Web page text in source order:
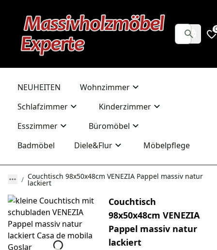
NEUHEITEN
Wohnzimmer
Schlafzimmer
Kinderzimmer
Esszimmer
Büromöbel
Badmöbel
Diele&Flur Möbelpflege
Couchtisch 98x50x48cm VENEZIA Pappel massiv natur
lackiert
Couchtisch
98x50x48cm VENEZIA
Pappel massiv natur
lackiert